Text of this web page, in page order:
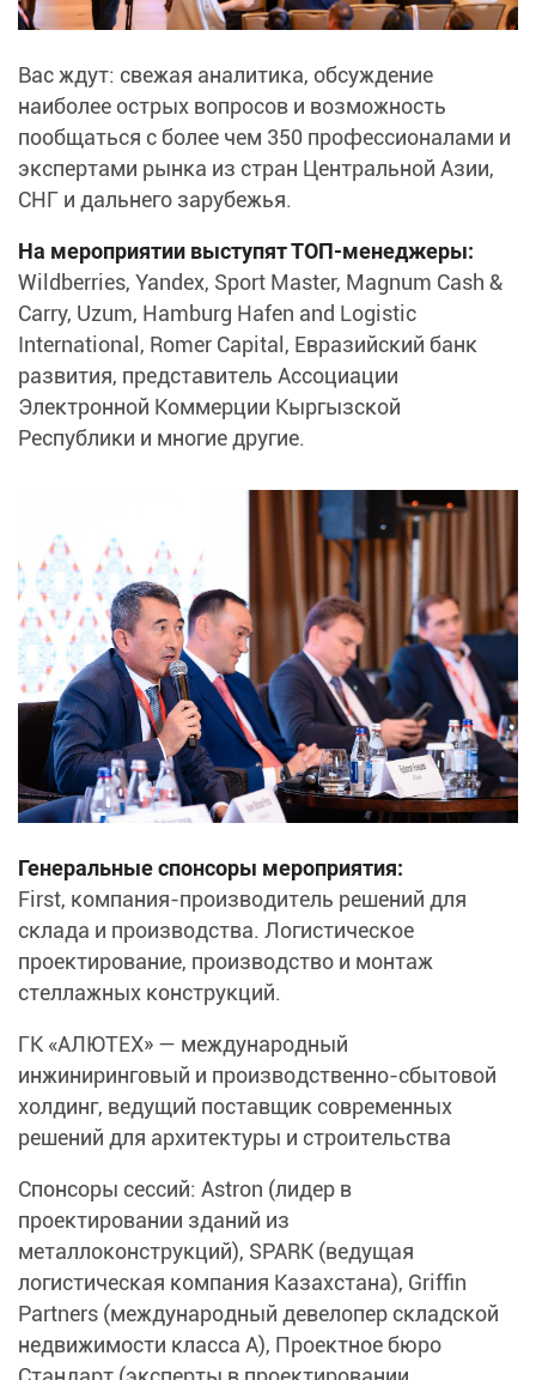
Вас ждут: свежая аналитика, обсуждение
наиболее острых вопросов и возможность
пообщаться с более чем 350 профессионалами и
экспертами рынка из стран Центральной Азии,
СНГ и дальнего зарубежья.
На мероприятии выступят ТОП-менеджеры:
Wildberries, Yandex, Sport Master, Magnum Cash &
Carry, Uzum, Hamburg Hafen and Logistic
International, Romer Capital, Евразийский банк
развития, представитель Ассоциации
Электронной Коммерции Кыргызской
Республики и многие другие.
Генеральные спонсоры мероприятия:
First, компания-производитель решений для
склада и производства. Логистическое
проектирование, производство и монтаж
стеллажных конструкций.
ГК «АЛЮТЕХ» — международный
инжиниринговый и производственно-сбытовой
холдинг, ведущий поставщик современных
решений для архитектуры и строительства
Спонсоры сессий: Astron (лидер в
проектировании зданий из
металлоконструкций), SPARK (ведущая
логистическая компания Казахстана), Griffin
Partners (международный девелопер складской
недвижимости класса А), Проектное бюро